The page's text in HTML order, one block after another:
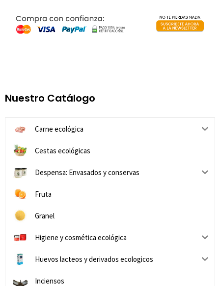
Nuestro Catálogo
Carne ecológica
Cestas ecológicas
Despensa: Envasados y conservas
Fruta
Granel
Higiene y cosmética ecológica
Huevos lacteos y derivados ecologicos
Inciensos